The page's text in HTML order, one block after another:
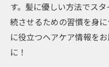
す。髪に優しい方法でス
続させるための習慣を身
に役立つヘアケア情報を
に！